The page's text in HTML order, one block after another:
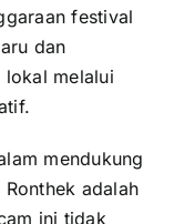
festival
dan
lokal melalui
mendukung
adalah
ini tidak